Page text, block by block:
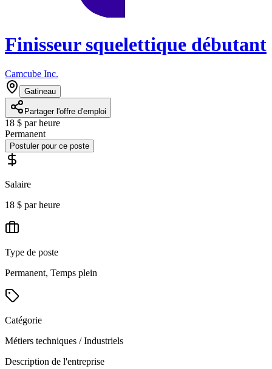
Finisseur squelettique débutant
Camcube Inc.
Gatineau
Partager l'offre d'emploi
18 $ par heure
Permanent
Postuler pour ce poste
Salaire
18 $ par heure
Type de poste
Permanent, Temps plein
Catégorie
Métiers techniques / Industriels
Description de l'entreprise